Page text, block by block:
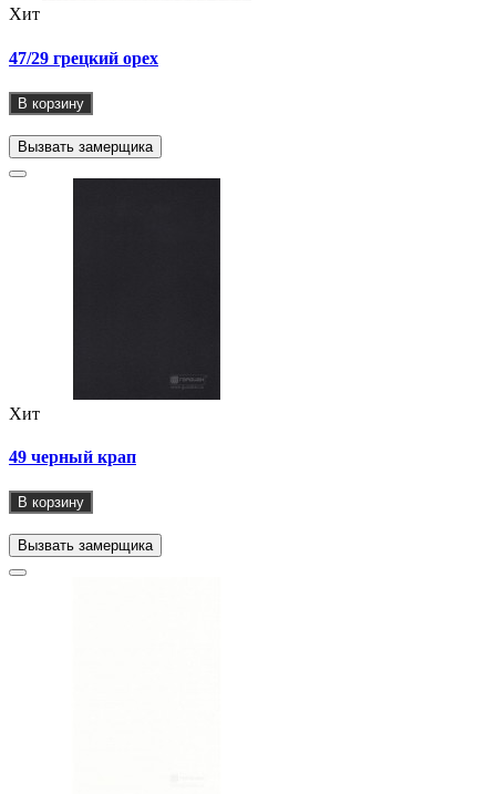
Хит
47/29 грецкий орех
В корзину
Вызвать замерщика
Хит
49 черный крап
В корзину
Вызвать замерщика